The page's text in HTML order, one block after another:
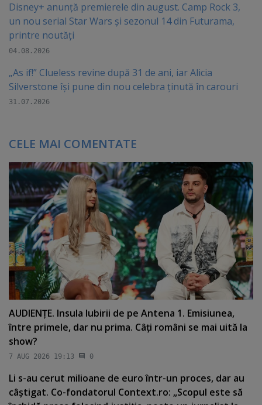
Disney+ anunță premierele din august. Camp Rock 3,
un nou serial Star Wars și sezonul 14 din Futurama,
printre noutăți
04.08.2026
„As if!” Clueless revine după 31 de ani, iar Alicia
Silverstone își pune din nou celebra ținută în carouri
31.07.2026
CELE MAI COMENTATE
AUDIENŢE. Insula Iubirii de pe Antena 1. Emisiunea,
între primele, dar nu prima. Câţi români se mai uită la
show?
7 AUG 2026 19:13 0
Li s-au cerut milioane de euro într-un proces, dar au
câştigat. Co-fondatorul Context.ro: „Scopul este să